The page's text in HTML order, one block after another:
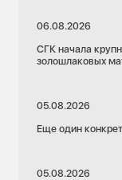
06.08.2026
СГК начала
золошлаковых
05.08.2026
Еще один
05.08.2026